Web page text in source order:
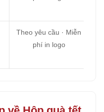
Theo yêu cầu · Miễn
phí in logo